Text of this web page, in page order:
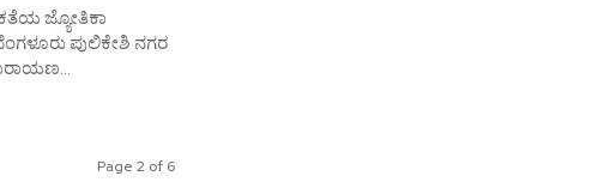
ಜ್ಯೋತಿಕಾ
ಪುಲಿಕೇಶಿ ನಗರ
Page 2 of 6